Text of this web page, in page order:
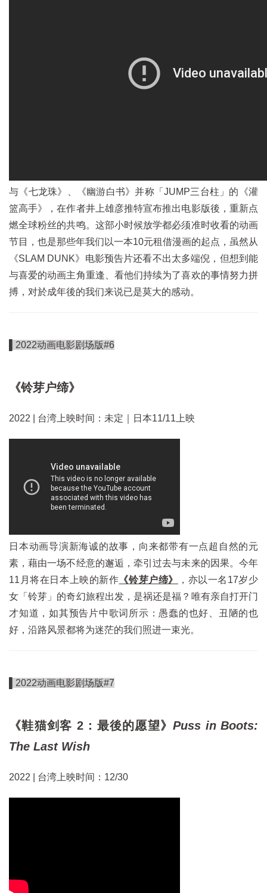
与《七龙珠》、《幽游白书》并称「JUMP三台柱」的《灌
篮高手》，在作者井上雄彦推特宣布推出电影版後，重新点
燃全球粉丝的共鸣。这部小时候放学都必须准时收看的动画
节目，也是那些年我们以一本10元租借漫画的起点，虽然从
《SLAM DUNK》电影预告片还看不出太多端倪，但想到能
与喜爱的动画主角重逢、看他们持续为了喜欢的事情努力拼
搏，对於成年後的我们来说已是莫大的感动。
▌2022动画电影剧场版#6
《铃芽户缔》
2022 | 台湾上映时间：未定｜日本11/11上映
日本动画导演新海诚的故事，向来都带有一点超自然的元
素，藉由一场不经意的邂逅，牵引过去与未来的因果。今年
11月将在日本上映的新作 《铃芽户缔》
，亦以一名17岁少
女「铃芽」的奇幻旅程出发，是祸还是福？唯有亲自打开门
才知道，如其预告片中歌词所示：愚蠢的也好、丑陋的也
好，沿路风景都将为迷茫的我们照进一束光。
▌2022动画电影剧场版#7
《鞋猫剑客 2：最後的愿望》Puss in Boots:
The Last Wish
2022 | 台湾上映时间：12/30